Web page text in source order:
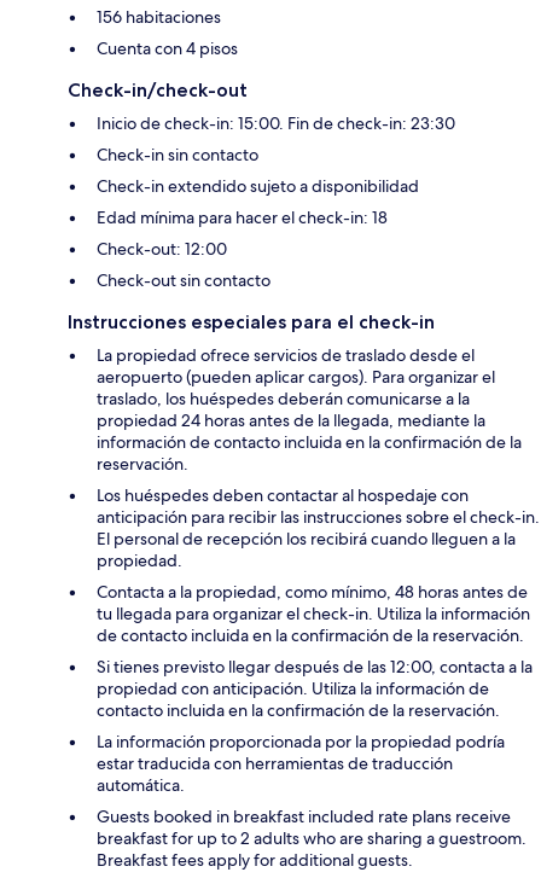
156 habitaciones
Cuenta con 4 pisos
Check-in/check-out
Inicio de check-in: 15:00. Fin de check-in: 23:30
Check-in sin contacto
Check-in extendido sujeto a disponibilidad
Edad mínima para hacer el check-in: 18
Check-out: 12:00
Check-out sin contacto
Instrucciones especiales para el check-in
La propiedad ofrece servicios de traslado desde el
aeropuerto (pueden aplicar cargos). Para organizar el
traslado, los huéspedes deberán comunicarse a la
propiedad 24 horas antes de la llegada, mediante la
información de contacto incluida en la confirmación de la
reservación.
Los huéspedes deben contactar al hospedaje con
anticipación para recibir las instrucciones sobre el check-in.
El personal de recepción los recibirá cuando lleguen a la
propiedad.
Contacta a la propiedad, como mínimo, 48 horas antes de
tu llegada para organizar el check-in. Utiliza la información
de contacto incluida en la confirmación de la reservación.
Si tienes previsto llegar después de las 12:00, contacta a la
propiedad con anticipación. Utiliza la información de
contacto incluida en la confirmación de la reservación.
La información proporcionada por la propiedad podría
estar traducida con herramientas de traducción
automática.
Guests booked in breakfast included rate plans receive
breakfast for up to 2 adults who are sharing a guestroom.
Breakfast fees apply for additional guests.